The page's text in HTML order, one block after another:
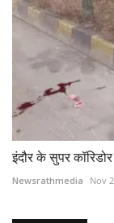
इंदौर के सुपर
Newsrathmedia Nov